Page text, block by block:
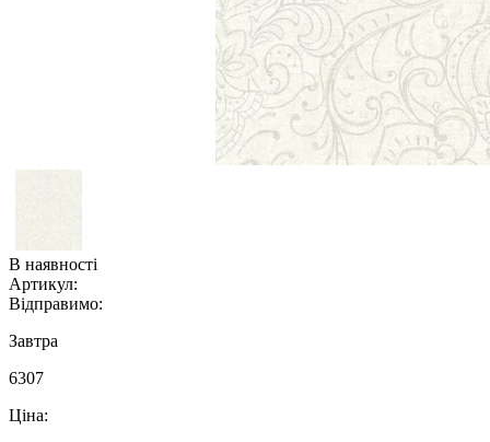
В наявності
Артикул:
Відправимо:
Завтра
6307
Ціна: